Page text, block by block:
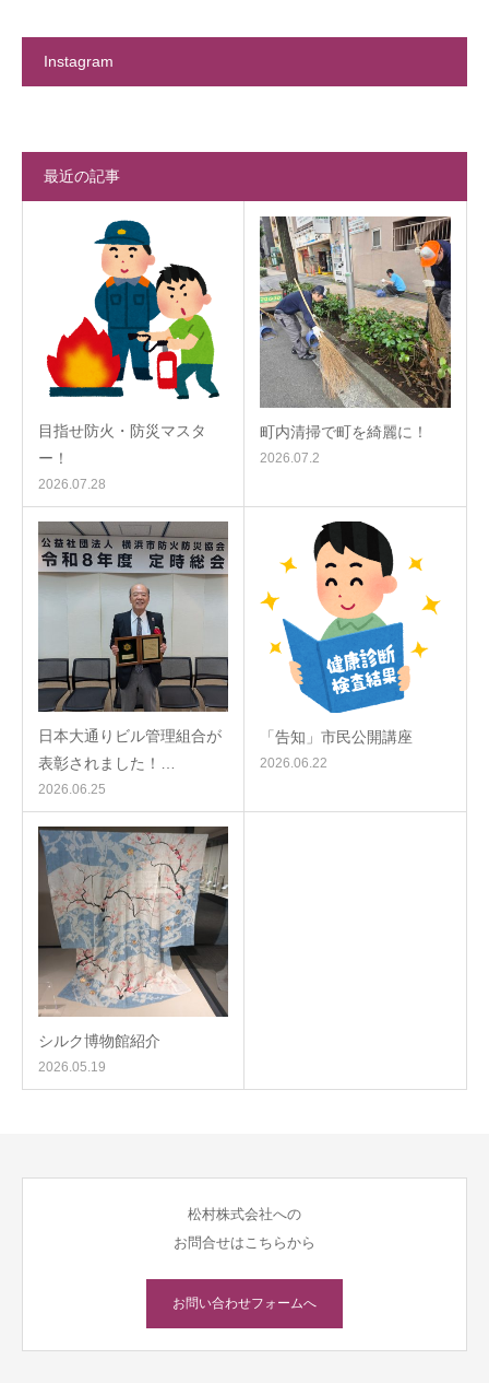
Instagram
最近の記事
目指せ防火・防災マスタ
ー！
2026.07.28
町内清掃で町を綺麗に！
2026.07.2
日本大通りビル管理組合が
表彰されました！…
2026.06.25
「告知」市民公開講座
2026.06.22
シルク博物館紹介
2026.05.19
松村株式会社への
お問合せはこちらから
お問い合わせフォームへ